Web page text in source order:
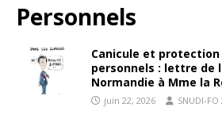
Personnels
Canicule et
personnels : lettre de la
Normandie à Mme la
juin 22, 2026 SNUDI-FO